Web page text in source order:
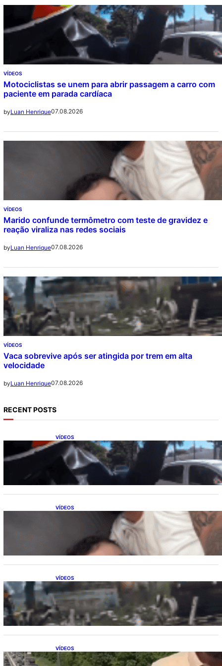
VÍDEOS
Motociclistas se unem para abrir passagem a carro com
paciente em parada cardíaca
byLuan Henrique07.08.2026
VÍDEOS
Marido confunde termômetro com teste de gravidez e
reação viraliza nas redes sociais
byLuan Henrique07.08.2026
VÍDEOS
Vaca sobrevive após ser atingida por trem em alta
velocidade
byLuan Henrique07.08.2026
RECENT POSTS
VÍDEOS
Motociclistas se unem para abrir passagem
a carro com paciente em parada cardíaca
VÍDEOS
Marido confunde termômetro com teste de
gravidez e reação viraliza nas redes sociais
VÍDEOS
Vaca sobrevive após ser atingida por trem
em alta velocidade
VÍDEOS
Repórter flagra acidente de trânsito ao vivo